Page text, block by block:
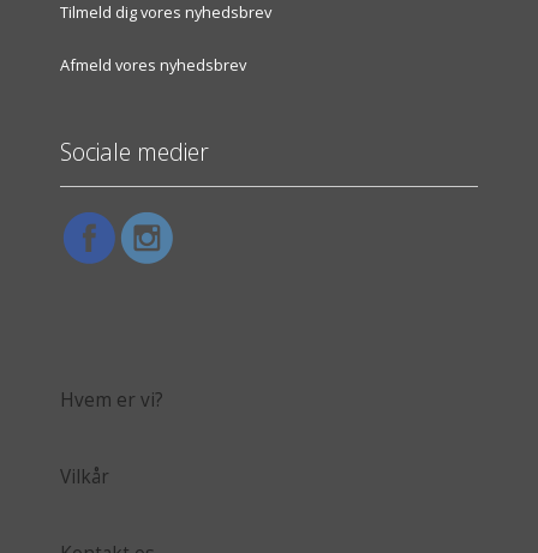
Tilmeld dig vores nyhedsbrev
Afmeld vores nyhedsbrev
Sociale medier
Hvem er vi?
Vilkår